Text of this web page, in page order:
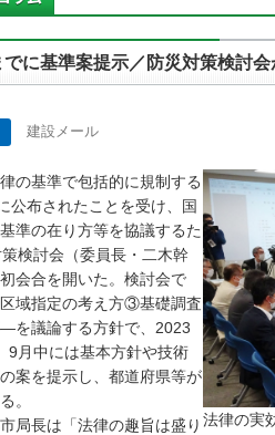
に基準案提示／防災対策検討会
建設メール
法律の実
の基準で包括的に規制する
公布されたことを受け、国
準の在り方等を協議するた
検討会（委員長・二木幹
会合を開いた。検討会で
域指定の考え方③基礎調査
を議論する方針で、2023
9月中には基本方針や技術
案を提示し、都道府県等が
。
局長は「法律の趣旨は盛り